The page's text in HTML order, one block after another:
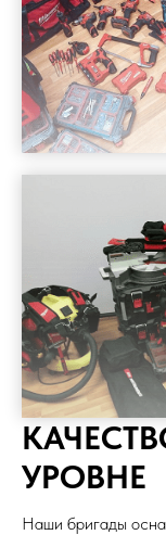
УРОВНЕ
Наши бригады